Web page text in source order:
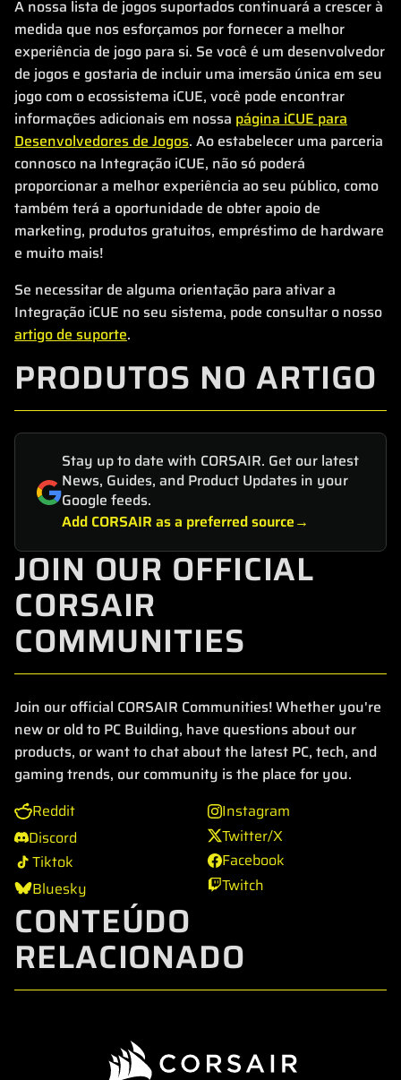
A nossa lista de jogos suportados continuará a crescer à
medida que nos esforçamos por fornecer a melhor
experiência de jogo para si. Se você é um desenvolvedor
de jogos e gostaria de incluir uma imersão única em seu
jogo com o ecossistema iCUE, você pode encontrar
informações adicionais em nossa página iCUE para
Desenvolvedores de Jogos. Ao estabelecer uma parceria
connosco na Integração iCUE, não só poderá
proporcionar a melhor experiência ao seu público, como
também terá a oportunidade de obter apoio de
marketing, produtos gratuitos, empréstimo de hardware
e muito mais!
Se necessitar de alguma orientação para ativar a
Integração iCUE no seu sistema, pode consultar o nosso
artigo de suporte.
PRODUTOS NO ARTIGO
Stay up to date with CORSAIR. Get our latest
News, Guides, and Product Updates in your
Google feeds.
Add CORSAIR as a preferred source
JOIN OUR OFFICIAL
CORSAIR
COMMUNITIES
Join our official CORSAIR Communities! Whether you're
new or old to PC Building, have questions about our
products, or want to chat about the latest PC, tech, and
gaming trends, our community is the place for you.
Reddit
Discord
Tiktok
Bluesky
Instagram
Twitter/X
Facebook
Twitch
CONTEÚDO
RELACIONADO